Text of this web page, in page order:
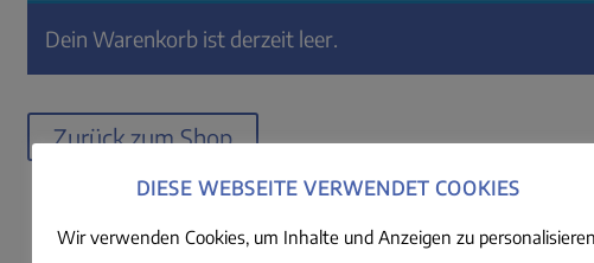
Dein Warenkorb ist derzeit leer.
Zurück zum Shop
DIESE WEBSEITE VERWENDET COOKIES
Wir verwenden Cookies, um Inhalte und Anzeigen zu